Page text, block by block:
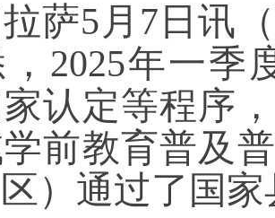
萨5月7日讯
2025年一季
认定等程序
前教育普及
区）通过了国